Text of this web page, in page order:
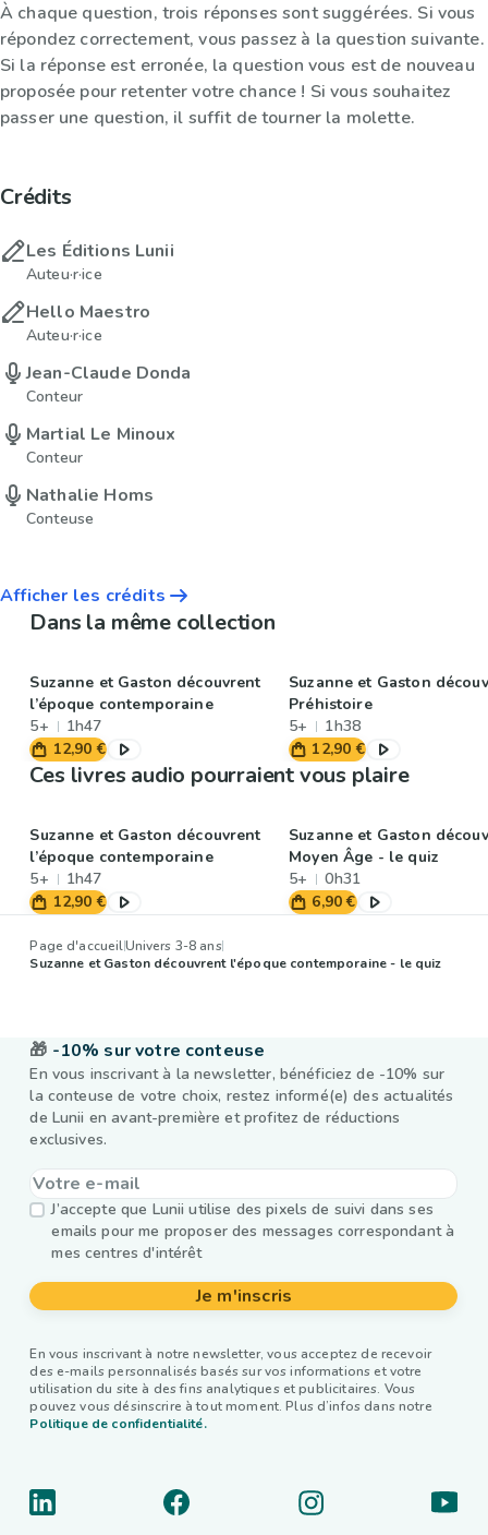
À chaque question, trois réponses sont suggérées. Si vous
répondez correctement, vous passez à la question suivante.
Si la réponse est erronée, la question vous est de nouveau
proposée pour retenter votre chance ! Si vous souhaitez
passer une question, il suffit de tourner la molette.
Crédits
Les Éditions Lunii
Auteu·r·ice
Hello Maestro
Auteu·r·ice
Jean-Claude Donda
Conteur
Martial Le Minoux
Conteur
Nathalie Homs
Conteuse
Afficher les crédits
Dans la même collection
Suzanne et Gaston découvrent
l’époque contemporaine
5+
1h47
12,90 €
Suzanne et Gaston
Préhistoire
5+
1h38
12,90 €
Ces livres audio pourraient vous plaire
Suzanne et Gaston découvrent
l’époque contemporaine
5+
1h47
12,90 €
Suzanne et Gaston
Moyen Âge - le quiz
5+
0h31
6,90 €
Page d'accueilUnivers 3-8 ans
Suzanne et Gaston découvrent l'époque contemporaine - le quiz
🎁 -10% sur votre conteuse
En vous inscrivant à la newsletter, bénéficiez de -10% sur
la conteuse de votre choix, restez informé(e) des actualités
de Lunii en avant-première et profitez de réductions
exclusives.
J’accepte que Lunii utilise des pixels de suivi dans ses
emails pour me proposer des messages correspondant à
mes centres d'intérêt
Je m'inscris
En vous inscrivant à notre newsletter, vous acceptez de recevoir
des e-mails personnalisés basés sur vos informations et votre
utilisation du site à des fins analytiques et publicitaires. Vous
pouvez vous désinscrire à tout moment. Plus d’infos dans notre
Politique de confidentialité.